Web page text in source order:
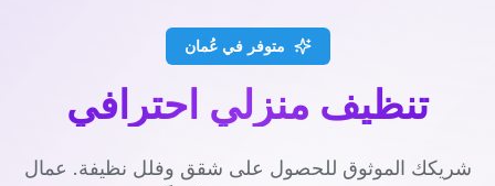
متوفر في عُمان
تنظيف منزلي احترافي
شريكك الموثوق للحصول على شقق وفلل نظيفة. عمال